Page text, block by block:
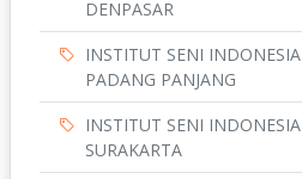
DENPASAR
INSTITUT SENI INDONESIA
PADANG PANJANG
INSTITUT SENI INDONESIA
SURAKARTA